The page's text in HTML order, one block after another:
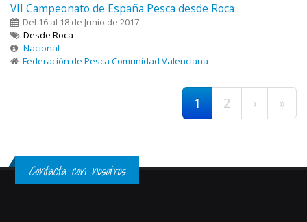
VII Campeonato de España Pesca desde Roca
Del 16 al 18 de Junio de 2017
Desde Roca
Nacional
Federación de Pesca Comunidad Valenciana
1 2 › »
Contacta con nosotros